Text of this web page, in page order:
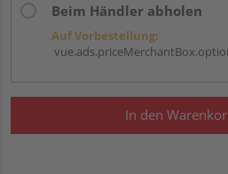
Beim Händler abholen
Auf Vorbestellung:
In den